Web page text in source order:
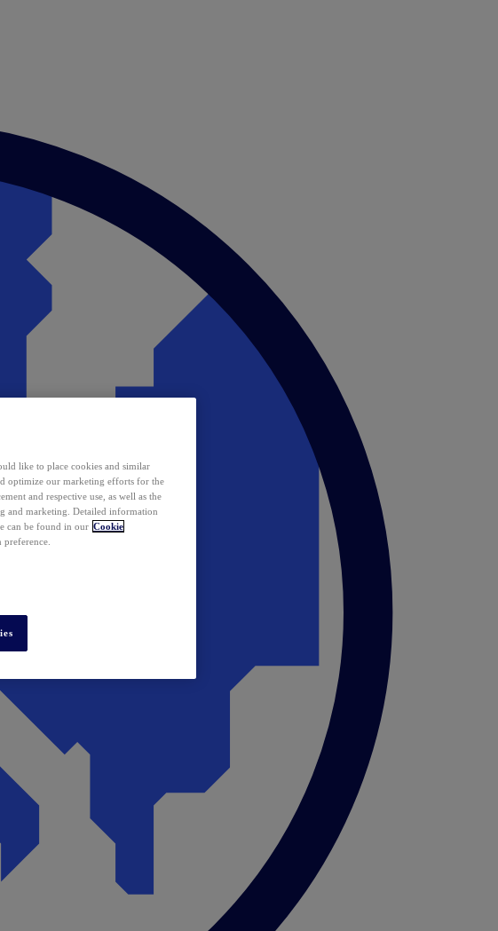
like to place cookies and similar
optimize our marketing efforts for the
and respective use, as well as the
and marketing. Detailed information
can be found in our Cookie